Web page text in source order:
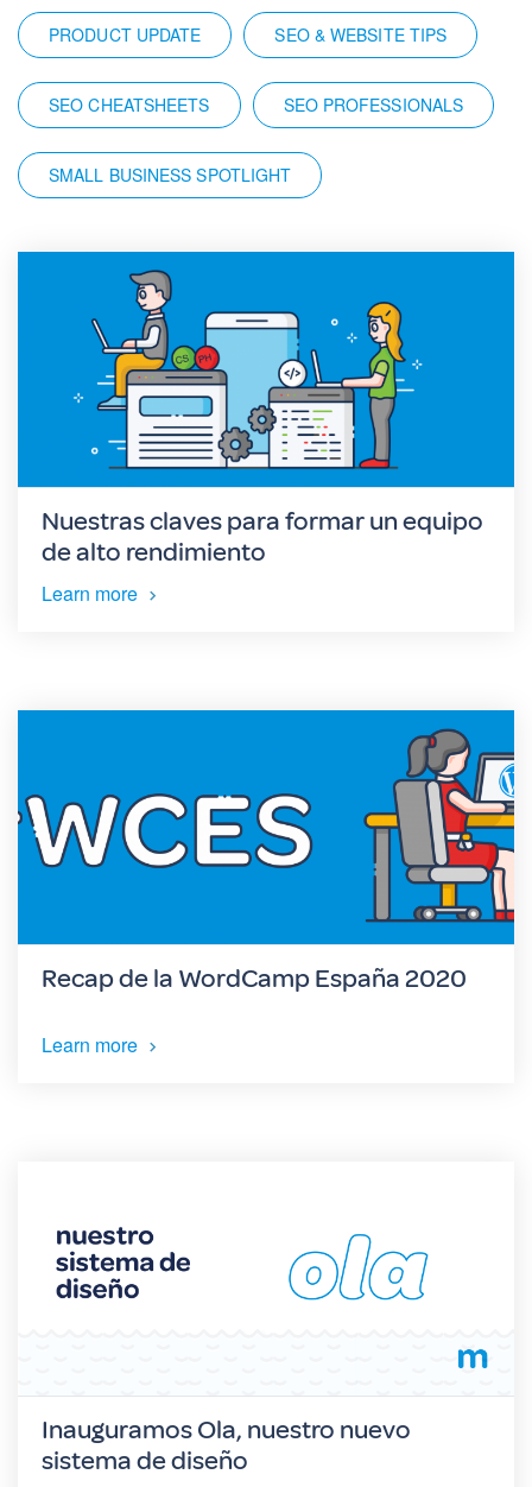
PRODUCT UPDATE SEO & WEBSITE TIPS
SEO CHEATSHEETS SEO PROFESSIONALS
SMALL BUSINESS SPOTLIGHT
Nuestras claves para formar un equipo
de alto rendimiento
Learn more
Recap de la WordCamp España 2020
Learn more
Inauguramos Ola, nuestro nuevo
sistema de diseño